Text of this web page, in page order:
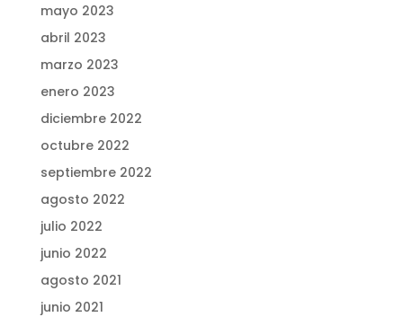
mayo 2023
abril 2023
marzo 2023
enero 2023
diciembre 2022
octubre 2022
septiembre 2022
agosto 2022
julio 2022
junio 2022
agosto 2021
junio 2021